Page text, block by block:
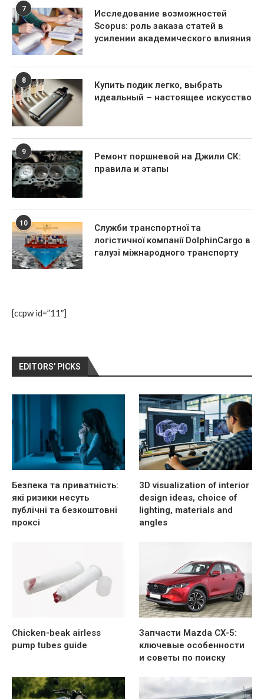
[ccpw id=”11″]
EDITORS’ PICKS
Безпека та приватність:
які ризики несуть
публічні та безкоштовні
проксі
3D visualization of interior
design ideas, choice of
lighting, materials and
angles
Chicken-beak airless
pump tubes guide
Запчасти Mazda CX-5:
ключевые особенности
и советы по поиску
7
Исследование возможностей
Scopus: роль заказа статей в
усилении академического влияния
8
Купить подик легко, выбрать
идеальный – настоящее искусство
9
Ремонт поршневой на Джили СК:
правила и этапы
10
Служби транспортної та
логістичної компанії DolphinCargo в
галузі міжнародного транспорту